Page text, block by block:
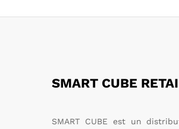
SMART CUBE
SMART CUBE est un